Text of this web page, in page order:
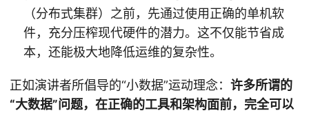
（分布式集群）之前，先通过使用正确的单机软
件，充分压榨现代硬件的潜力。这不仅能节省成
本，还能极大地降低运维的复杂性。
正如演讲者所倡导的“小数据”运动理念： 许多所谓的
“大数据”问题，在正确的工具和架构面前，完全可以